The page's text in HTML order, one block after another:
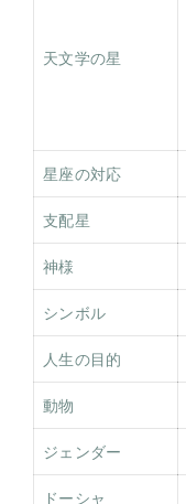
天文学の星
星座の対応
支配星
神様
シンボル
人生の目的
動物
ジェンダー
ドーシャ